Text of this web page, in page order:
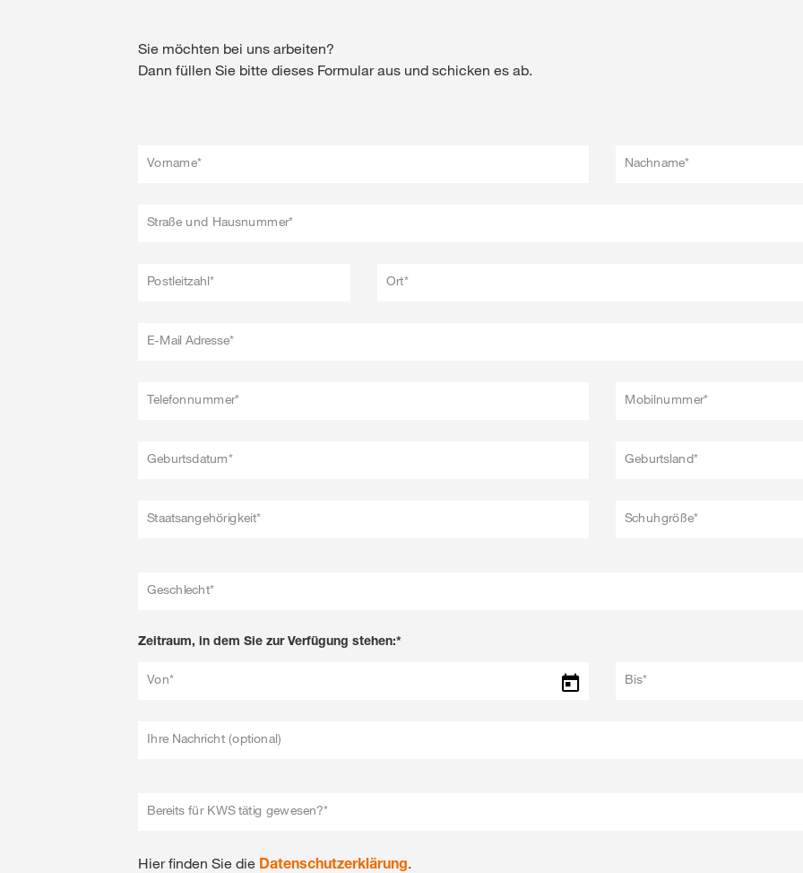
Sie möchten bei uns arbeiten?
Dann füllen Sie bitte dieses Formular aus und schicken es ab.
Vorname* Nachname*
Straße und Hausnummer*
Postleitzahl* Ort*
E-Mail Adresse*
Telefonnummer* Mobilnummer*
Geburtsdatum* Geburtsland*
Staatsangehörigkeit* Schuhgröße*
Geschlecht*
Zeitraum, in dem Sie zur Verfügung stehen:*
Von* Bis*
Ihre Nachricht (optional)
Bereits für KWS tätig gewesen?*
Hier finden Sie die Datenschutzerklärung.